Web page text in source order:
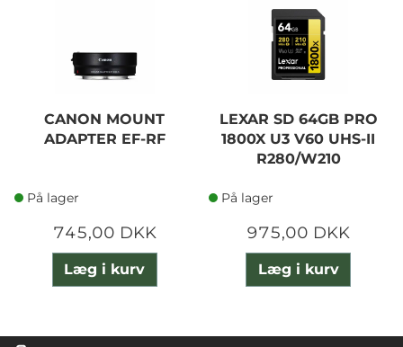
CANON MOUNT
ADAPTER EF-RF
På lager
745,00 DKK
Læg i kurv
LEXAR SD 64GB PRO
1800X U3 V60 UHS-II
R280/W210
På lager
975,00 DKK
Læg i kurv